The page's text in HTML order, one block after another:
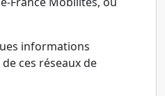
informations
ces réseaux de